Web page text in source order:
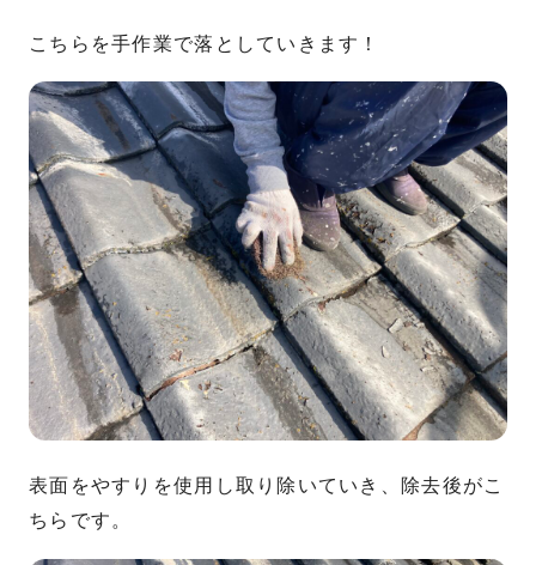
こちらを手作業で落としていきます！
表面をやすりを使用し取り除いていき、除去後がこ
ちらです。